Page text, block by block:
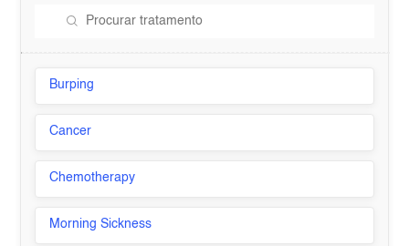
Burping
Cancer
Chemotherapy
Morning Sickness